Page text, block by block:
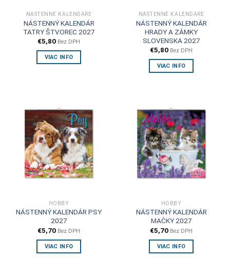
NÁSTENNÉ KALENDÁRE
NÁSTENNÝ KALENDÁR
TATRY ŠTVOREC 2027
€5,80 Bez DPH
VIAC INFO
NÁSTENNÉ KALENDÁRE
NÁSTENNÝ KALENDÁR
HRADY A ZÁMKY
SLOVENSKA 2027
€5,80 Bez DPH
VIAC INFO
HOBBY
NÁSTENNÝ KALENDÁR PSY
2027
€5,70 Bez DPH
VIAC INFO
HOBBY
NÁSTENNÝ KALENDÁR
MAČKY 2027
€5,70 Bez DPH
VIAC INFO